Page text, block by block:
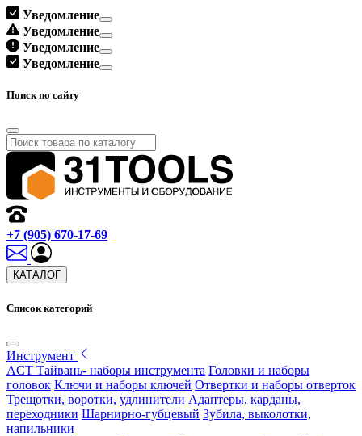
Уведомление
Уведомление
Уведомление
Уведомление
Поиск по сайту
+7 (905) 670-17-69
КАТАЛОГ
Список категорий
Инструмент
ACT Тайвань- наборы инструмента Головки и наборы
головок Ключи и наборы ключей Отвертки и наборы отверток
Трещотки, воротки, удлинители Адаптеры, карданы,
переходники Шарнирно-губцевый Зубила, выколотки,
напильники